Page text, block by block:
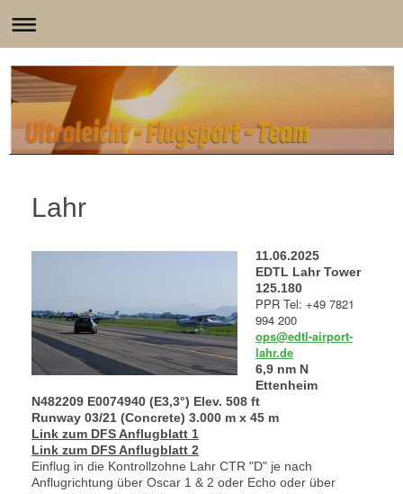
Lahr
11.06.2025
EDTL Lahr Tower
125.180
PPR Tel: +49 7821
994 200
ops@edtl-airport-
lahr.de
6,9 nm N
Ettenheim
N482209 E0074940 (E3,3°) Elev. 508 ft
Runway 03/21 (Concrete) 3.000 m x 45 m
Link zum DFS Anflugblatt 1
Link zum DFS Anflugblatt 2
Einflug in die Kontrollzohne Lahr CTR "D" je nach
Anflugrichtung über Oscar 1 & 2 oder Echo oder über